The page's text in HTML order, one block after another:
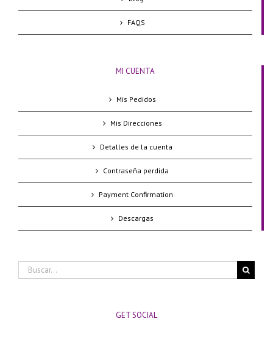
FAQS
MI CUENTA
Mis Pedidos
Mis Direcciones
Detalles de la cuenta
Contraseña perdida
Payment Confirmation
Descargas
Buscar:
GET SOCIAL